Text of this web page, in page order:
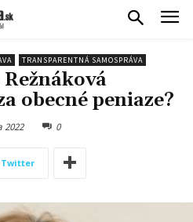
TRANSPARENTNÁ SAMOSPRÁVA
obecné peniaze?
2022 0
Twitter